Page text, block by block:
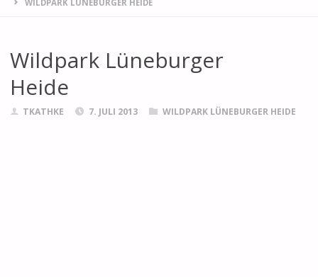
WILDPARK LÜNEBURGER HEIDE
Wildpark Lüneburger
Heide
TKATHKE 7. JULI 2013 WILDPARK LÜNEBURGER HEIDE